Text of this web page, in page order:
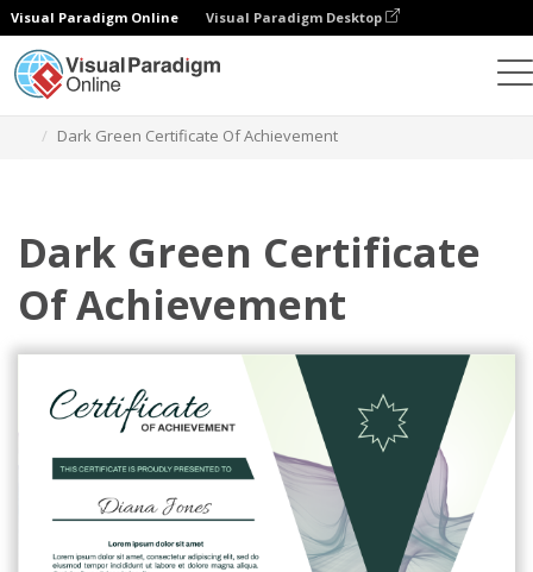
Visual Paradigm Online Visual Paradigm Desktop
Dark Green Certificate Of Achievement
Dark Green Certificate
Of Achievement